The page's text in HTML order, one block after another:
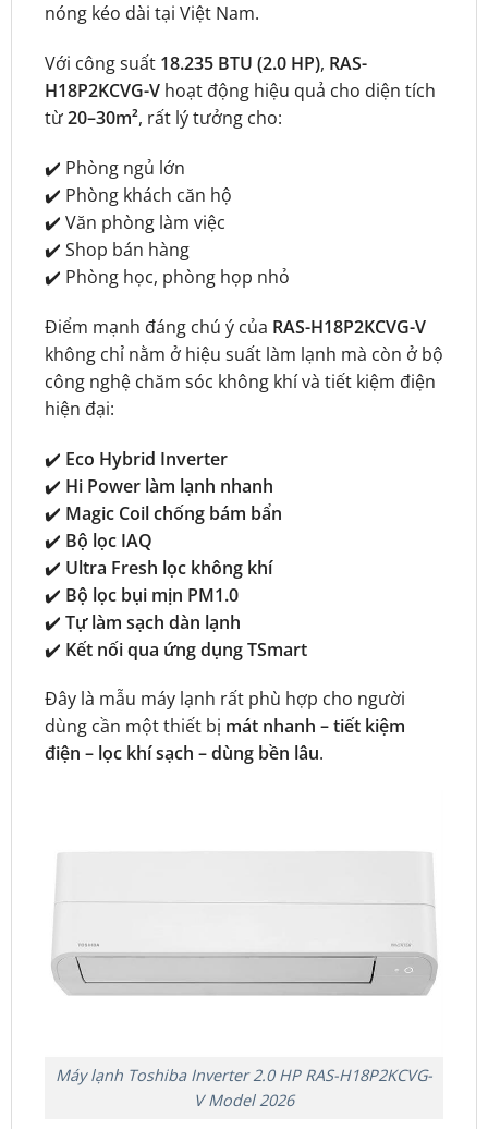
nóng kéo dài tại Việt Nam.
Với công suất 18.235 BTU (2.0 HP), RAS-
H18P2KCVG-Vhoạt động hiệu quả cho diện tích
từ20–30m², rất lý tưởng cho:
✔️ Phòng ngủ lớn
✔️ Phòng khách căn hộ
✔️ Văn phòng làm việc
✔️ Shop bán hàng
✔️ Phòng học, phòng họp nhỏ
Điểm mạnh đáng chú ý của RAS-H18P2KCVG-V
không chỉ nằm ở hiệu suất làm lạnh mà còn ở bộ
công nghệ chăm sóc không khí và tiết kiệm điện
hiện đại:
✔️ Eco Hybrid Inverter
✔️ Hi Power làm lạnh nhanh
✔️ Magic Coil chống bám bẩn
✔️ Bộ lọc IAQ
✔️ Ultra Fresh lọc không khí
✔️ Bộ lọc bụi mịn PM1.0
✔️ Tự làm sạch dàn lạnh
✔️ Kết nối qua ứng dụng TSmart
Đây là mẫu máy lạnh rất phù hợp cho người
dùng cần một thiết bị mát nhanh – tiết kiệm
điện – lọc khí sạch – dùng bền lâu.
Máy lạnh Toshiba Inverter 2.0 HP RAS-H18P2KCVG-
V Model 2026